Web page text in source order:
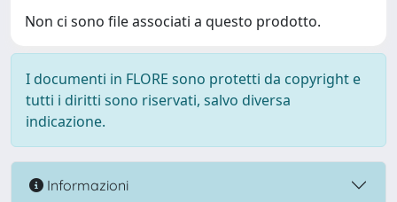
Non ci sono file associati a questo prodotto.
I documenti in FLORE sono protetti da copyright e
tutti i diritti sono riservati, salvo diversa
indicazione.
Informazioni